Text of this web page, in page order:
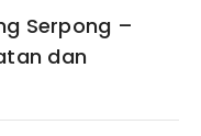
Serpong –
dan